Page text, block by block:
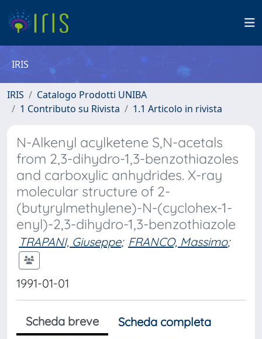
IRIS
IRIS
Catalogo Prodotti UNIBA
1 Contributo su Rivista
1.1 Articolo in rivista
N-Alkenyl acylketene S,N-acetals
from 2,3-dihydro-1,3-benzothiazoles
and carboxylic anhydrides. X-ray
molecular structure of 2-
(butyrylmethylene)-N-(cyclohex-1-
enyl)-2,3-dihydro-1,3-benzothiazole
TRAPANI, Giuseppe; FRANCO, Massimo;
1991-01-01
Scheda breve
Scheda completa